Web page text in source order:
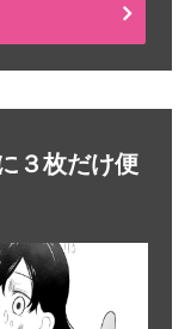
３枚だけ便